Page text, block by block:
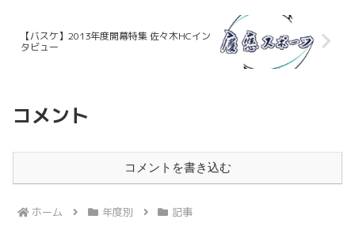
【バスケ】2013年度開幕特集 佐々木HCイン
タビュー
コメント
コメントを書き込む
ホーム 年度別 記事